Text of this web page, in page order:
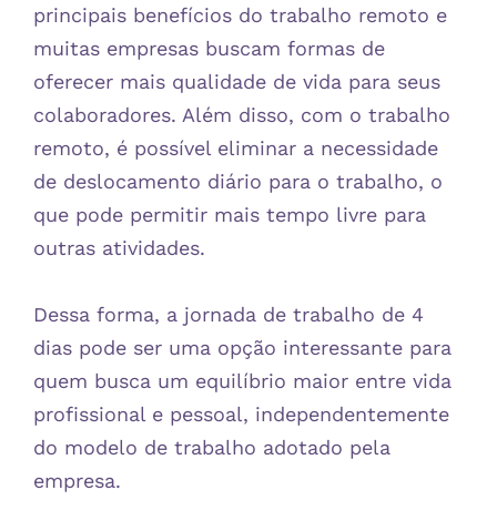
principais benefícios do trabalho remoto e
muitas empresas buscam formas de
oferecer mais qualidade de vida para seus
colaboradores. Além disso, com o trabalho
remoto, é possível eliminar a necessidade
de deslocamento diário para o trabalho, o
que pode permitir mais tempo livre para
outras atividades.
Dessa forma, a jornada de trabalho de 4
dias pode ser uma opção interessante para
quem busca um equilíbrio maior entre vida
profissional e pessoal, independentemente
do modelo de trabalho adotado pela
empresa.